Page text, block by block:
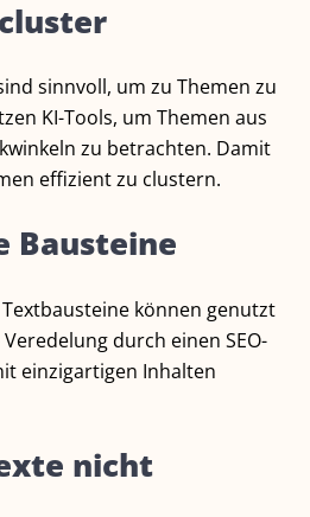
sinnvoll, um zu Themen zu
KI-Tools, um Themen aus
zu betrachten. Damit
effizient zu clustern.
Bausteine
können genutzt
durch einen SEO-
einzigartigen Inhalten
nicht